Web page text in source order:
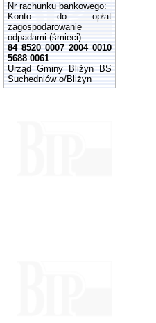
Nr rachunku bankowego:
Konto do opłat
zagospodarowanie
odpadami (śmieci)
84 8520 0007 2004 0010
5688 0061
Urząd Gminy Bliżyn BS
Suchedniów o/Bliżyn